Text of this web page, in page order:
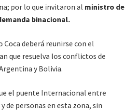
por lo que invitaron al ministro de
binacional.
deberá reunirse con el
que resuelva los conflictos de
y Bolivia.
el puente Internacional entre
de personas en esta zona, sin